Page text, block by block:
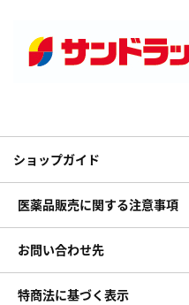
ショップガイド
医薬品販売に関する注意事項
お問い合わせ先
特商法に基づく表示